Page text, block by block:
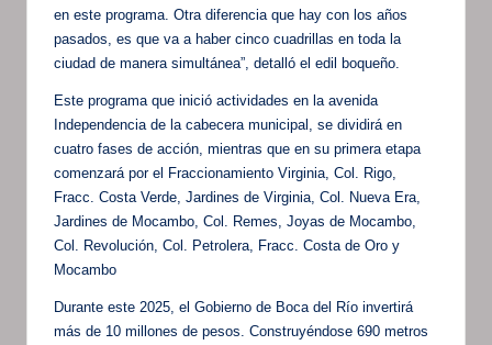
en este programa. Otra diferencia que hay con los años
pasados, es que va a haber cinco cuadrillas en toda la
ciudad de manera simultánea”, detalló el edil boqueño.
Este programa que inició actividades en la avenida
Independencia de la cabecera municipal, se dividirá en
cuatro fases de acción, mientras que en su primera etapa
comenzará por el Fraccionamiento Virginia, Col. Rigo,
Fracc. Costa Verde, Jardines de Virginia, Col. Nueva Era,
Jardines de Mocambo, Col. Remes, Joyas de Mocambo,
Col. Revolución, Col. Petrolera, Fracc. Costa de Oro y
Mocambo
Durante este 2025, el Gobierno de Boca del Río invertirá
más de 10 millones de pesos. Construyéndose 690 metros